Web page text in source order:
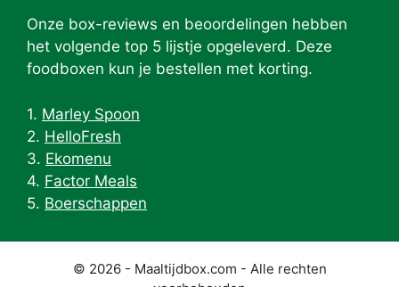
Onze box-reviews en beoordelingen hebben
het volgende top 5 lijstje opgeleverd. Deze
foodboxen kun je bestellen met korting.
1. Marley Spoon
2. HelloFresh
3. Ekomenu
4. Factor Meals
5. Boerschappen
© 2026 - Maaltijdbox.com - Alle rechten